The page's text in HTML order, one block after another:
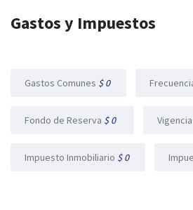
Gastos y Impuestos
Gastos Comunes $ 0
Fondo de Reserva $ 0
Impuesto Inmobiliario $ 0